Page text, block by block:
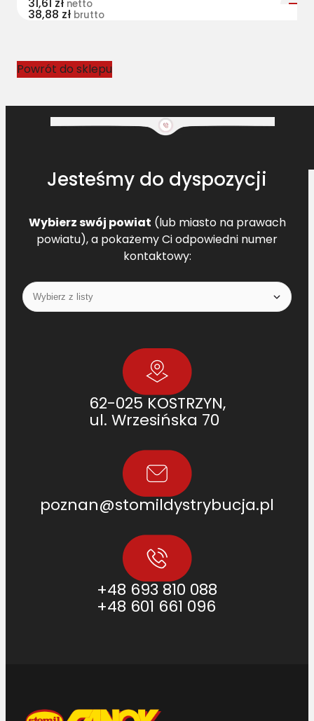
N
H
4
31,61 zł netto
38,88 zł brutto
Powrót do sklepu
Jesteśmy do dyspozycji
Wybierz swój powiat (lub miasto na prawach
powiatu), a pokażemy Ci odpowiedni numer
kontaktowy:
62-025 KOSTRZYN,
ul. Wrzesińska 70
poznan@stomildystrybucja.pl
+48 693 810 088
+48 601 661 096